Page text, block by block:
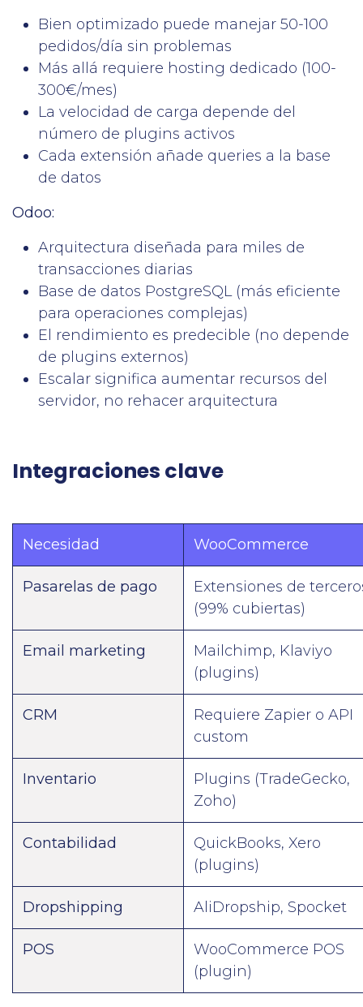
Bien optimizado puede manejar 50-100
pedidos/día sin problemas
Más allá requiere hosting dedicado (100-
300€/mes)
La velocidad de carga depende del
número de plugins activos
Cada extensión añade queries a la base
de datos
Odoo:
Arquitectura diseñada para miles de
transacciones diarias
Base de datos PostgreSQL (más eficiente
para operaciones complejas)
El rendimiento es predecible (no depende
de plugins externos)
Escalar significa aumentar recursos del
servidor, no rehacer arquitectura
Integraciones clave
Necesidad WooCommerce
Pasarelas de pago
Extensiones de
(99% cubiertas)
Email marketing
Mailchimp, Klaviyo
(plugins)
CRM
Requiere Zapier o API
custom
Inventario
Plugins (TradeGecko,
Zoho)
Contabilidad
QuickBooks, Xero
(plugins)
Dropshipping AliDropship, Spocket
POS
WooCommerce POS
(plugin)